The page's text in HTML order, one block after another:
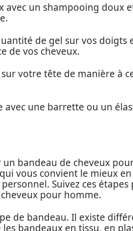
avec un shampooing doux
de gel sur vos doigts
de vos cheveux.
votre tête de manière à
avec une barrette ou un
un bandeau de cheveux
vous convient le mieux
Suivez ces
pour homme.
de bandeau. Il existe
bandeaux en tissu, en